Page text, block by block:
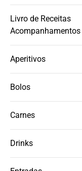
Livro de Receitas
Acompanhamentos
Aperitivos
Bolos
Carnes
Drinks